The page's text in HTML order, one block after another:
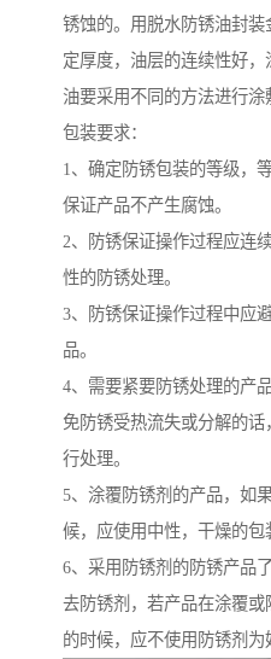
锈蚀的。用脱水防锈油封
定厚度，油层的连续性好
油要采用不同的方法进行
包装要求：
1、确定防锈包装的等级，
保证产品不产生腐蚀。
2、防锈保证操作过程应连
性的防锈处理。
3、防锈保证操作过程中应
品。
4、需要紧要防锈处理的产
免防锈受热流失或分解的
行处理。
5、涂覆防锈剂的产品，如
候，应使用中性，干燥的包
6、采用防锈剂的防锈产品
去防锈剂，若产品在涂覆
的时候，应不使用防锈剂为